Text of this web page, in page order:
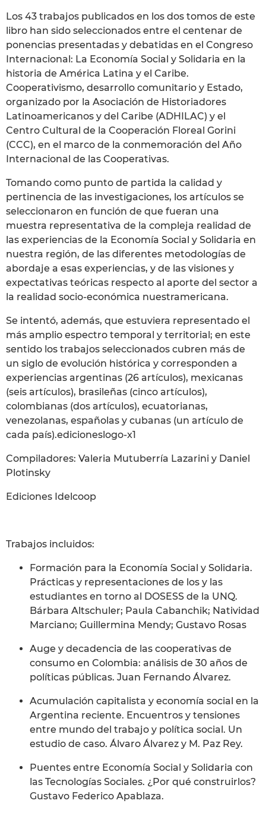
Los 43 trabajos publicados en los dos tomos de este
libro han sido seleccionados entre el centenar de
ponencias presentadas y debatidas en el Congreso
Internacional: La Economía Social y Solidaria en la
historia de América Latina y el Caribe.
Cooperativismo, desarrollo comunitario y Estado,
organizado por la Asociación de Historiadores
Latinoamericanos y del Caribe (ADHILAC) y el
Centro Cultural de la Cooperación Floreal Gorini
(CCC), en el marco de la conmemoración del Año
Internacional de las Cooperativas.
Tomando como punto de partida la calidad y
pertinencia de las investigaciones, los artículos se
seleccionaron en función de que fueran una
muestra representativa de la compleja realidad de
las experiencias de la Economía Social y Solidaria en
nuestra región, de las diferentes metodologías de
abordaje a esas experiencias, y de las visiones y
expectativas teóricas respecto al aporte del sector a
la realidad socio-económica nuestramericana.
Se intentó, además, que estuviera representado el
más amplio espectro temporal y territorial; en este
sentido los trabajos seleccionados cubren más de
un siglo de evolución histórica y corresponden a
experiencias argentinas (26 artículos), mexicanas
(seis artículos), brasileñas (cinco artículos),
colombianas (dos artículos), ecuatorianas,
venezolanas, españolas y cubanas (un artículo de
cada país).edicioneslogo-x1
Compiladores: Valeria Mutuberría Lazarini y Daniel
Plotinsky
Ediciones Idelcoop
Trabajos incluidos:
Formación para la Economía Social y Solidaria.
Prácticas y representaciones de los y las
estudiantes en torno al DOSESS de la UNQ.
Bárbara Altschuler; Paula Cabanchik; Natividad
Marciano; Guillermina Mendy; Gustavo Rosas
Auge y decadencia de las cooperativas de
consumo en Colombia: análisis de 30 años de
políticas públicas. Juan Fernando Álvarez.
Acumulación capitalista y economía social en la
Argentina reciente. Encuentros y tensiones
entre mundo del trabajo y política social. Un
estudio de caso. Álvaro Álvarez y M. Paz Rey.
Puentes entre Economía Social y Solidaria con
las Tecnologías Sociales. ¿Por qué construirlos?
Gustavo Federico Apablaza.